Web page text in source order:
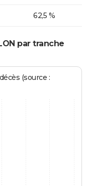
62,5 %
par tranche
(source :